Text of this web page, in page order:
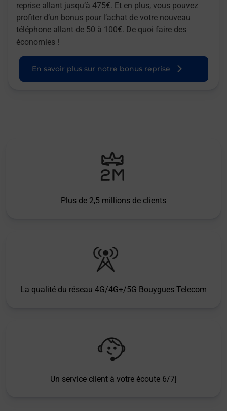
reprise allant jusqu’à 475€. Et en plus, vous pouvez
profiter d’un bonus pour l’achat de votre nouveau
téléphone allant de 50 à 100€. De quoi faire des
économies !
En savoir plus sur notre bonus reprise
Plus de 2,5 millions de clients
La qualité du réseau 4G/4G+/5G Bouygues Telecom
Un service client à votre écoute 6/7j